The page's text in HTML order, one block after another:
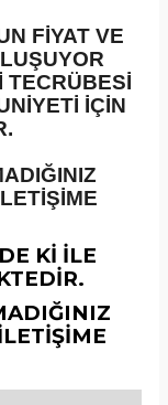
FİYAT VE
TECRÜBESİ
İÇİN
Kİ İLE